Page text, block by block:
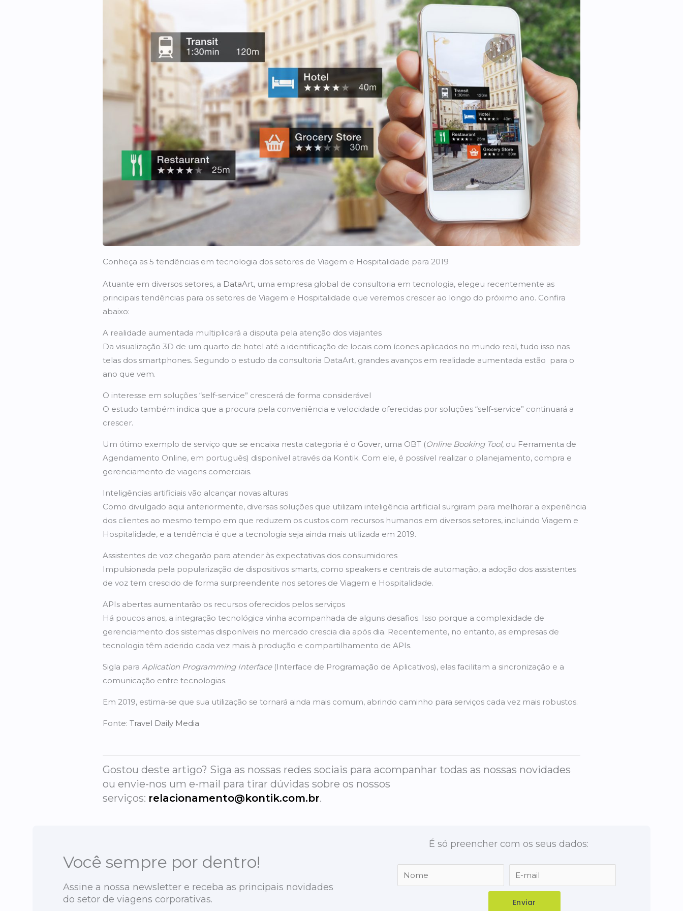
Conheça as 5 tendências em tecnologia dos setores de Viagem e Hospitalidade para 2019
Atuante em diversos setores, a DataArt, uma empresa global de consultoria em tecnologia, elegeu recentemente as
principais tendências para os setores de Viagem e Hospitalidade que veremos crescer ao longo do próximo ano. Confira
abaixo:
A realidade aumentada multiplicará a disputa pela atenção dos viajantes
Da visualização 3D de um quarto de hotel até a identificação de locais com ícones aplicados no mundo real, tudo isso nas
telas dos smartphones. Segundo o estudo da consultoria DataArt, grandes avanços em realidade aumentada estão para o
ano que vem.
O interesse em soluções “self-service” crescerá de forma considerável
O estudo também indica que a procura pela conveniência e velocidade oferecidas por soluções “self-service” continuará a
crescer.
Um ótimo exemplo de serviço que se encaixa nesta categoria é o Gover, uma OBT (Online Booking Tool, ou Ferramenta de
Agendamento Online, em português) disponível através da Kontik. Com ele, é possível realizar o planejamento, compra e
gerenciamento de viagens comerciais.
Inteligências artificiais vão alcançar novas alturas
Como divulgado aqui anteriormente, diversas soluções que utilizam inteligência artificial surgiram para melhorar a experiência
dos clientes ao mesmo tempo em que reduzem os custos com recursos humanos em diversos setores, incluindo Viagem e
Hospitalidade, e a tendência é que a tecnologia seja ainda mais utilizada em 2019.
Assistentes de voz chegarão para atender às expectativas dos consumidores
Impulsionada pela popularização de dispositivos smarts, como speakers e centrais de automação, a adoção dos assistentes
de voz tem crescido de forma surpreendente nos setores de Viagem e Hospitalidade.
APIs abertas aumentarão os recursos oferecidos pelos serviços
Há poucos anos, a integração tecnológica vinha acompanhada de alguns desafios. Isso porque a complexidade de
gerenciamento dos sistemas disponíveis no mercado crescia dia após dia. Recentemente, no entanto, as empresas de
tecnologia têm aderido cada vez mais à produção e compartilhamento de APIs.
Sigla para Aplication Programming Interface (Interface de Programação de Aplicativos), elas facilitam a sincronização e a
comunicação entre tecnologias.
Em 2019, estima-se que sua utilização se tornará ainda mais comum, abrindo caminho para serviços cada vez mais robustos.
Fonte: Travel Daily Media
Gostou deste artigo? Siga as nossas redes sociais para acompanhar todas as nossas novidades
ou envie-nos um e-mail para tirar dúvidas sobre os nossos
serviços: relacionamento@kontik.com.br.
Você sempre por dentro!
Assine a nossa newsletter e receba as principais novidades
do setor de viagens corporativas.
É só preencher com os seus dados: